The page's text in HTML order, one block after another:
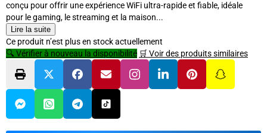
conçu pour offrir une expérience WiFi ultra-rapide et fiable, idéale
pour le gaming, le streaming et la maison...
Lire la suite
Ce produit n’est plus en stock actuellement
🔍 Vérifier à nouveau la disponibilité 🛒 Voir des produits similaires